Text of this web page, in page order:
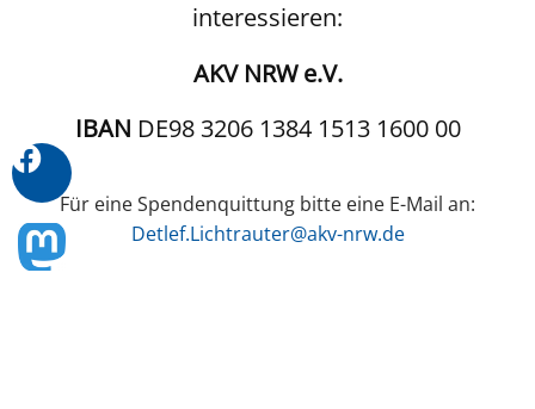
interessieren:
AKV NRW e.V.
IBAN DE98 3206 1384 1513 1600 00
Für eine Spendenquittung bitte eine E-Mail an:
Detlef.Lichtrauter@akv-nrw.de